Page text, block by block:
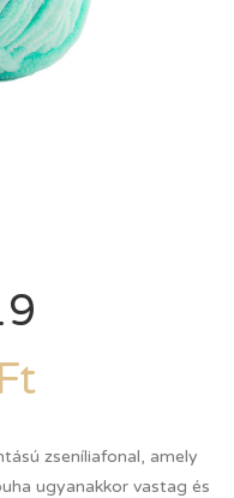
Ft
zseníliafonal, amely
ugyanakkor vastag és